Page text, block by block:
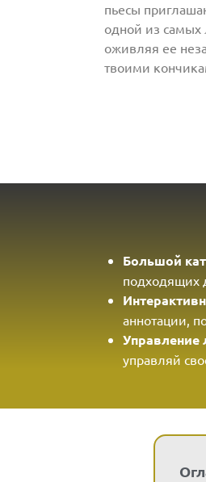
пьесы
одной из
оживляя ее
твоими
Большой
подходящих
аннотации,
Управление
управляй